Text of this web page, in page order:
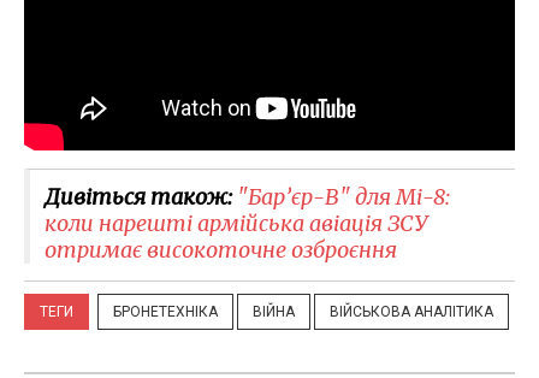
Дивіться також: "Бар’єр-В" для Мі-8:
коли нарешті армійська авіація ЗСУ
отримає високоточне озброєння
ТЕГИ БРОНЕТЕХНІКА ВІЙНА ВІЙСЬКОВА АНАЛІТИКА